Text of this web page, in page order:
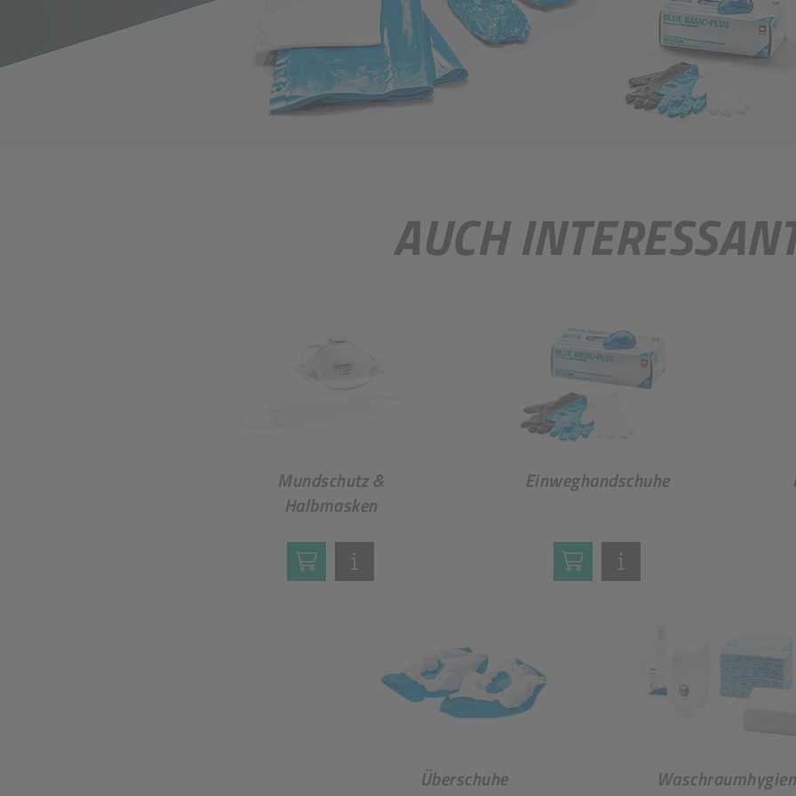
AUCH
Mundschutz &
Halbmasken
Einweghandschuhe
Überschuhe